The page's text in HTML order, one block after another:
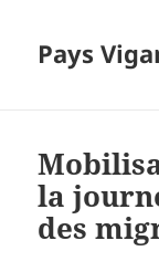
Pays
la
des